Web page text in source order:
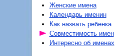
Женские имена
Календарь именин
Как назвать ребенка
Совместимость имен
Интересно об именах